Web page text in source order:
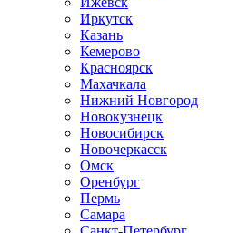
Иркутск
Казань
Кемерово
Красноярск
Махачкала
Нижний Новгород
Новокузнецк
Новосибирск
Новочеркаcск
Омск
Оренбург
Пермь
Самара